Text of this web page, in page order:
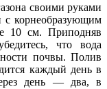
своими руками
с корнеобразующим
10 см. Приподняв
что вода
почвы. Полив
каждый день в
день — два, в